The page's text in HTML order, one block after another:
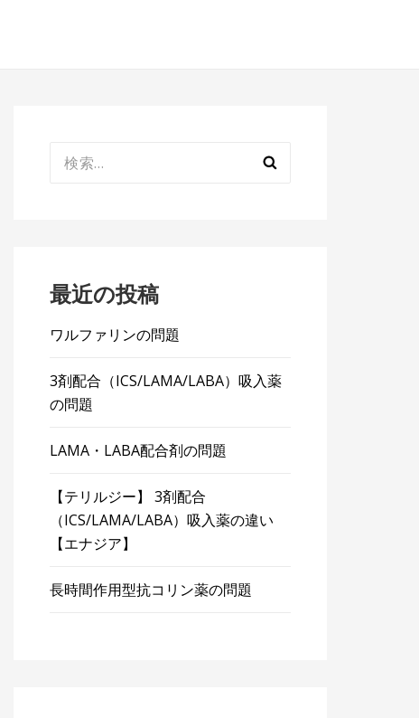
索:
最近の投稿
ワルファリンの問題
3剤配合（ICS/LAMA/LABA）吸入薬
の問題
LAMA・LABA配合剤の問題
【テリルジー】 3剤配合
（ICS/LAMA/LABA）吸入薬の違い
【エナジア】
長時間作用型抗コリン薬の問題